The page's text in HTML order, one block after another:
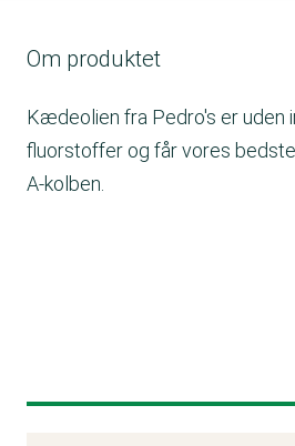
Om produktet
Kædeolien fra Pedro's er uden
fluorstoffer og får vores
A-kolben.